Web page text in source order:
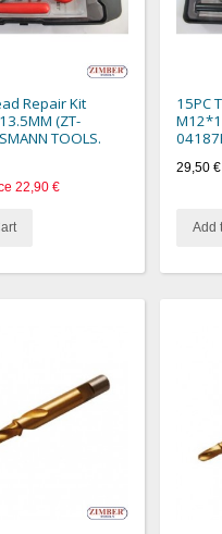
Repair Kit
(ZT-
TOOLS.
22,90 €
15PC
29,50 €
Add